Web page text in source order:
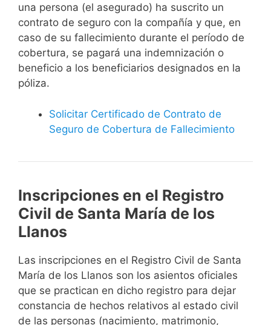
una persona (el asegurado) ha suscrito un
contrato de seguro con la compañía y que, en
caso de su fallecimiento durante el período de
cobertura, se pagará una indemnización o
beneficio a los beneficiarios designados en la
póliza.
Solicitar Certificado de Contrato de
Seguro de Cobertura de Fallecimiento
Inscripciones en el Registro
Civil de Santa María de los
Llanos
Las inscripciones en el Registro Civil de Santa
María de los Llanos son los asientos oficiales
que se practican en dicho registro para dejar
constancia de hechos relativos al estado civil
de las personas (nacimiento, matrimonio,